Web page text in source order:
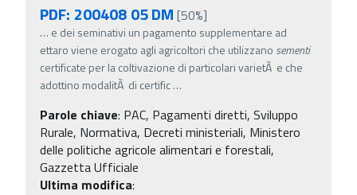
PDF: 200408 05 DM [50%]
… e dei seminativi un pagamento supplementare ad
ettaro viene erogato agli agricoltori che utilizzano sementi
certificate per la coltivazione di particolari varietÃ e che
adottino modalitÃ di certific…
Parole chiave: PAC, Pagamenti diretti, Sviluppo
Rurale, Normativa, Decreti ministeriali, Ministero
delle politiche agricole alimentari e forestali,
Gazzetta Ufficiale
Ultima modifica: